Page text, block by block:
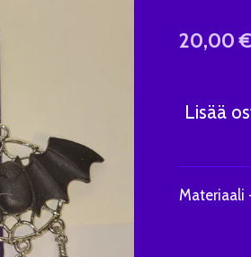
20,00 €
Lisää
Materiaali